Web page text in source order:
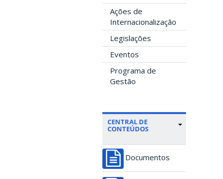
Ações de
Internacionalização
Legislações
Eventos
Programa de
Gestão
CENTRAL DE
CONTEÚDOS
Documentos